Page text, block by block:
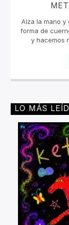
Alza la mano y
forma de
y hacemos
Symphonic
Speed
LO MÁS